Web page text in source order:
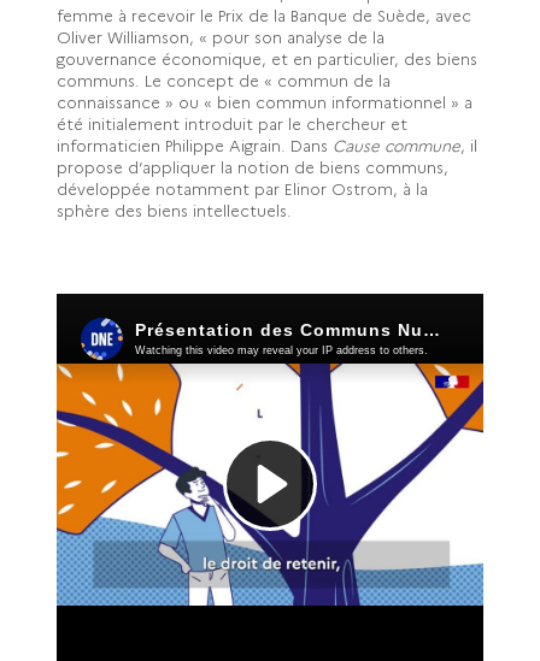
femme à recevoir le Prix de la Banque de Suède, avec
Oliver Williamson, « pour son analyse de la
gouvernance économique, et en particulier, des biens
communs. Le concept de « commun de la
connaissance » ou « bien commun informationnel » a
été initialement introduit par le chercheur et
informaticien Philippe Aigrain. Dans Cause commune, il
propose d’appliquer la notion de biens communs,
développée notamment par Elinor Ostrom, à la
sphère des biens intellectuels.